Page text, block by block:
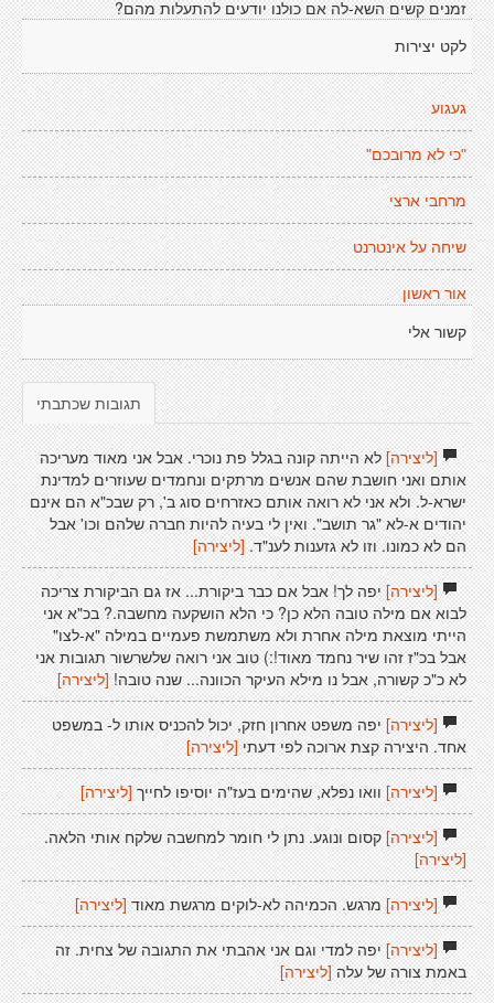
זמנים קשים השא-לה אם כולנו יודעים להתעלות מהם?
לקט יצירות
געגוע
"כי לא מרובכם"
מרחבי ארצי
שיחה על אינטרנט
אור ראשון
קשור אלי
תגובות שכתבתי
[ליצירה]לא הייתה קונה בגלל פת נוכרי. אבל אני מאוד מעריכה
אותם ואני חושבת שהם אנשים מרתקים ונחמדים שעוזרים למדינת
ישרא-ל. ולא אני לא רואה אותם כאזרחים סוג ב', רק שבכ"א הם אינם
יהודים א-לא "גר תושב". ואין לי בעיה להיות חברה שלהם וכו' אבל
הם לא כמונו. וזו לא גזענות לענ"ד.[ליצירה]
[ליצירה]יפה לך! אבל אם כבר ביקורת... אז גם הביקורת צריכה
לבוא אם מילה טובה הלא כן? כי הלא הושקעה מחשבה.? בכ"א אני
הייתי מוצאת מילה אחרת ולא משתמשת פעמיים במילה "א-לצו"
אבל בכ"ז זהו שיר נחמד מאוד!:) טוב אני רואה שלשרשור תגובות אני
לא כ"כ קשורה, אבל נו מילא העיקר הכוונה... שנה טובה! [ליצירה]
[ליצירה]יפה משפט אחרון חזק, יכול להכניס אותו ל- במשפט
אחד. היצירה קצת ארוכה לפי דעתי [ליצירה]
[ליצירה]וואו נפלא, שהימים בעז"ה יוסיפו לחייך [ליצירה]
[ליצירה]קסום ונוגע. נתן לי חומר למחשבה שלקח אותי הלאה.
[ליצירה]
[ליצירה]מרגש. הכמיהה לא-לוקים מרגשת מאוד [ליצירה]
[ליצירה]יפה למדי וגם אני אהבתי את התגובה של צחית. זה
באמת צורה של עלה [ליצירה]